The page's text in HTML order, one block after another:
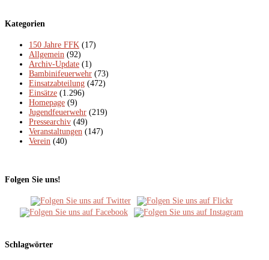
Kategorien
150 Jahre FFK (17)
Allgemein (92)
Archiv-Update (1)
Bambinifeuerwehr (73)
Einsatzabteilung (472)
Einsätze (1.296)
Homepage (9)
Jugendfeuerwehr (219)
Pressearchiv (49)
Veranstaltungen (147)
Verein (40)
Folgen Sie uns!
Schlagwörter